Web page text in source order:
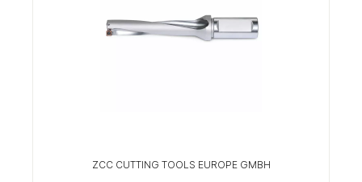
ZCC CUTTING TOOLS EUROPE GMBH